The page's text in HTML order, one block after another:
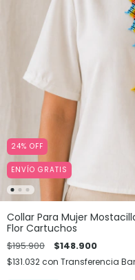
24% OFF
ENVÍO GRATIS
Collar Para Mujer
Flor Cartuchos
$195.900 $148.900
$131.032con Transferencia